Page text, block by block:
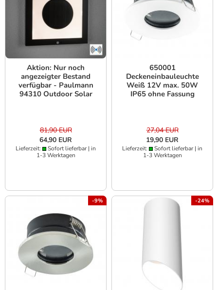
Aktion: Nur noch
angezeigter Bestand
verfügbar - Paulmann
94310 Outdoor Solar
Anthrazit
81,90 EUR
64,90 EUR
Lieferzeit:
Sofort lieferbar | in
1-3 Werktagen
650001
Deckeneinbauleuchte
Weiß 12V max. 50W
IP65 ohne Fassung
27,04 EUR
19,90 EUR
Lieferzeit:
Sofort lieferbar | in
1-3 Werktagen
-9% -24%